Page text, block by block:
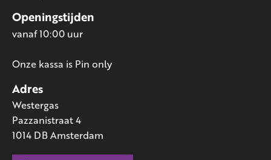
Adres
Westergas
Pazzanistraat 4
1014 DB Amsterdam
Openingstijden
vanaf 10:00 uur
Onze kassa is Pin only